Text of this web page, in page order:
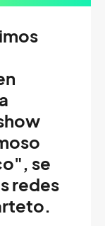
se
redes